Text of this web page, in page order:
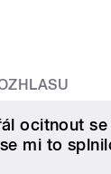
ocitnout
mi to